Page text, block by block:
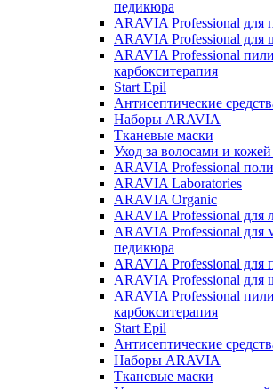
педикюра
ARAVIA Professional для
ARAVIA Professional для
ARAVIA Professional
карбокситерапия
Start Epil
Антисептические
Наборы ARAVIA
Тканевые маски
Уход за волосами и
ARAVIA Professional
ARAVIA Laboratories
ARAVIA Organic
ARAVIA Professional для
ARAVIA Professional для
педикюра
ARAVIA Professional для
ARAVIA Professional для
ARAVIA Professional
карбокситерапия
Start Epil
Антисептические
Наборы ARAVIA
Тканевые маски